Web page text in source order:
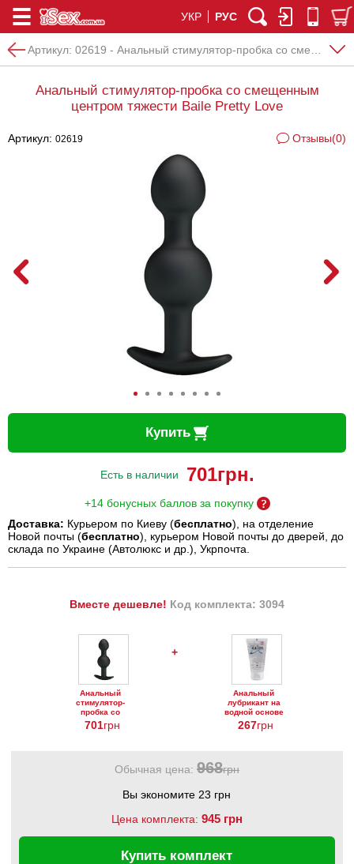
УКР РУС
Артикул: 02619 - Анальный стимулятор-пробка со смещенным центром тяжести Baile Pretty Love
Анальный стимулятор-пробка со смещенным
центром тяжести Baile Pretty Love
Артикул: 02619 Отзывы(0)
Купить
Есть в наличии 701грн.
+14 бонусных баллов за покупку
Доставка: Курьером по Киеву (бесплатно), на отделение
Новой почты (бесплатно), курьером Новой почты до дверей, до
склада по Украине (Автолюкс и др.), Укрпочта.
Вместе дешевле! Код комплекта: 3094
Анальный
стимулятор-
пробка со
смещенным
центром
701грн
+
Анальный
лубрикант на
водной основе
Just Glide Anal,
50 мл
267грн
Обычная цена: 968грн
Вы экономите 23 грн
Цена комплекта: 945 грн
Купить комплект